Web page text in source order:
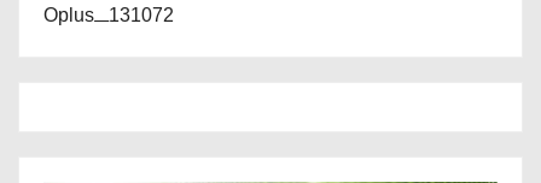
Oplus_131072